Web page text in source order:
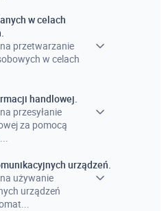
w celach
przetwarzanie
w celach
handlowej.
przesyłanie
za pomocą
urządzeń.
używanie
urządzeń